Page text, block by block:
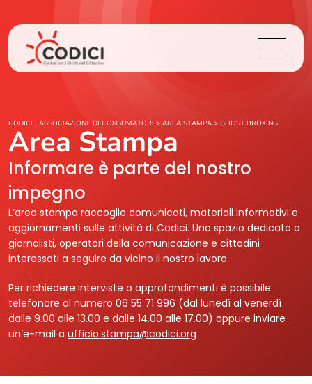
Chi Siamo
Cosa Facciamo
Area Stampa
Contatti
Login
CODICI | ASSOCIAZIONE DI CONSUMATORI > AREA STAMPA > GHOST BROKING
Area Stampa
Informare è parte del nostro
impegno
L’area stampa raccoglie comunicati, materiali informativi e
aggiornamenti sulle attività di Codici. Uno spazio dedicato a
giornalisti, operatori della comunicazione e cittadini
interessati a seguire da vicino il nostro lavoro.
Per richiedere interviste o approfondimenti è possibile
telefonare al numero 06 55 71 996 (dal lunedì al venerdì
dalle 9.00 alle 13.00 e dalle 14.00 alle 17.00) oppure inviare
un’e-mail a ufficio.stampa@codici.org